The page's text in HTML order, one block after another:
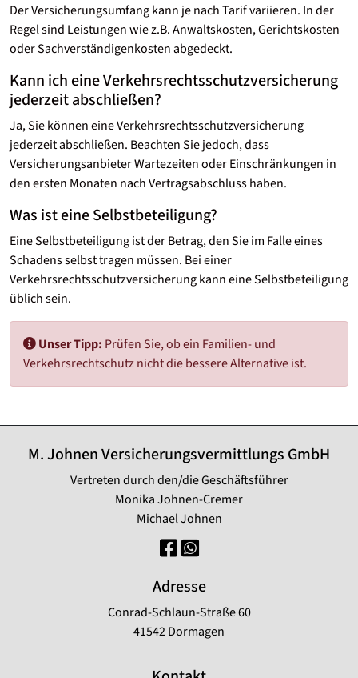
Der Versicherungsumfang kann je nach Tarif variieren. In der
Regel sind Leistungen wie z.B. Anwaltskosten, Gerichtskosten
oder Sachverständigenkosten abgedeckt.
Kann ich eine Verkehrsrechtsschutz­versicherung
jederzeit abschließen?
Ja, Sie können eine Verkehrsrechtsschutz­versicherung
jederzeit abschließen. Beachten Sie jedoch, dass
Versicherungsanbieter Wartezeiten oder Einschränkungen in
den ersten Monaten nach Vertragsabschluss haben.
Was ist eine Selbstbeteiligung?
Eine Selbstbeteiligung ist der Betrag, den Sie im Falle eines
Schadens selbst tragen müssen. Bei einer
Verkehrsrechtsschutzversicherung kann eine Selbstbeteiligung
üblich sein.
Unser Tipp: Prüfen Sie, ob ein Familien- und
Verkehrsrechtschutz nicht die bessere Alternative ist.
M. Johnen Versicherungsvermittlungs GmbH
Vertreten durch den/die Geschäftsführer
Monika Johnen-Cremer
Michael Johnen
Adresse
Conrad-Schlaun-Straße 60
41542 Dormagen